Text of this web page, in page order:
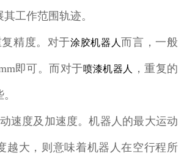
工作范围轨迹。
复精度。对于涂胶机器人 而言，一般
即可。而对于喷漆机器人 ，重复的
动速度及加速度。机器人的最大运动
越大，则意味着机器人在空行程所